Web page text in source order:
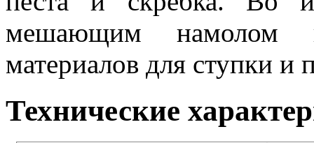
мешающим намолом
материалов для ступки и
Технические